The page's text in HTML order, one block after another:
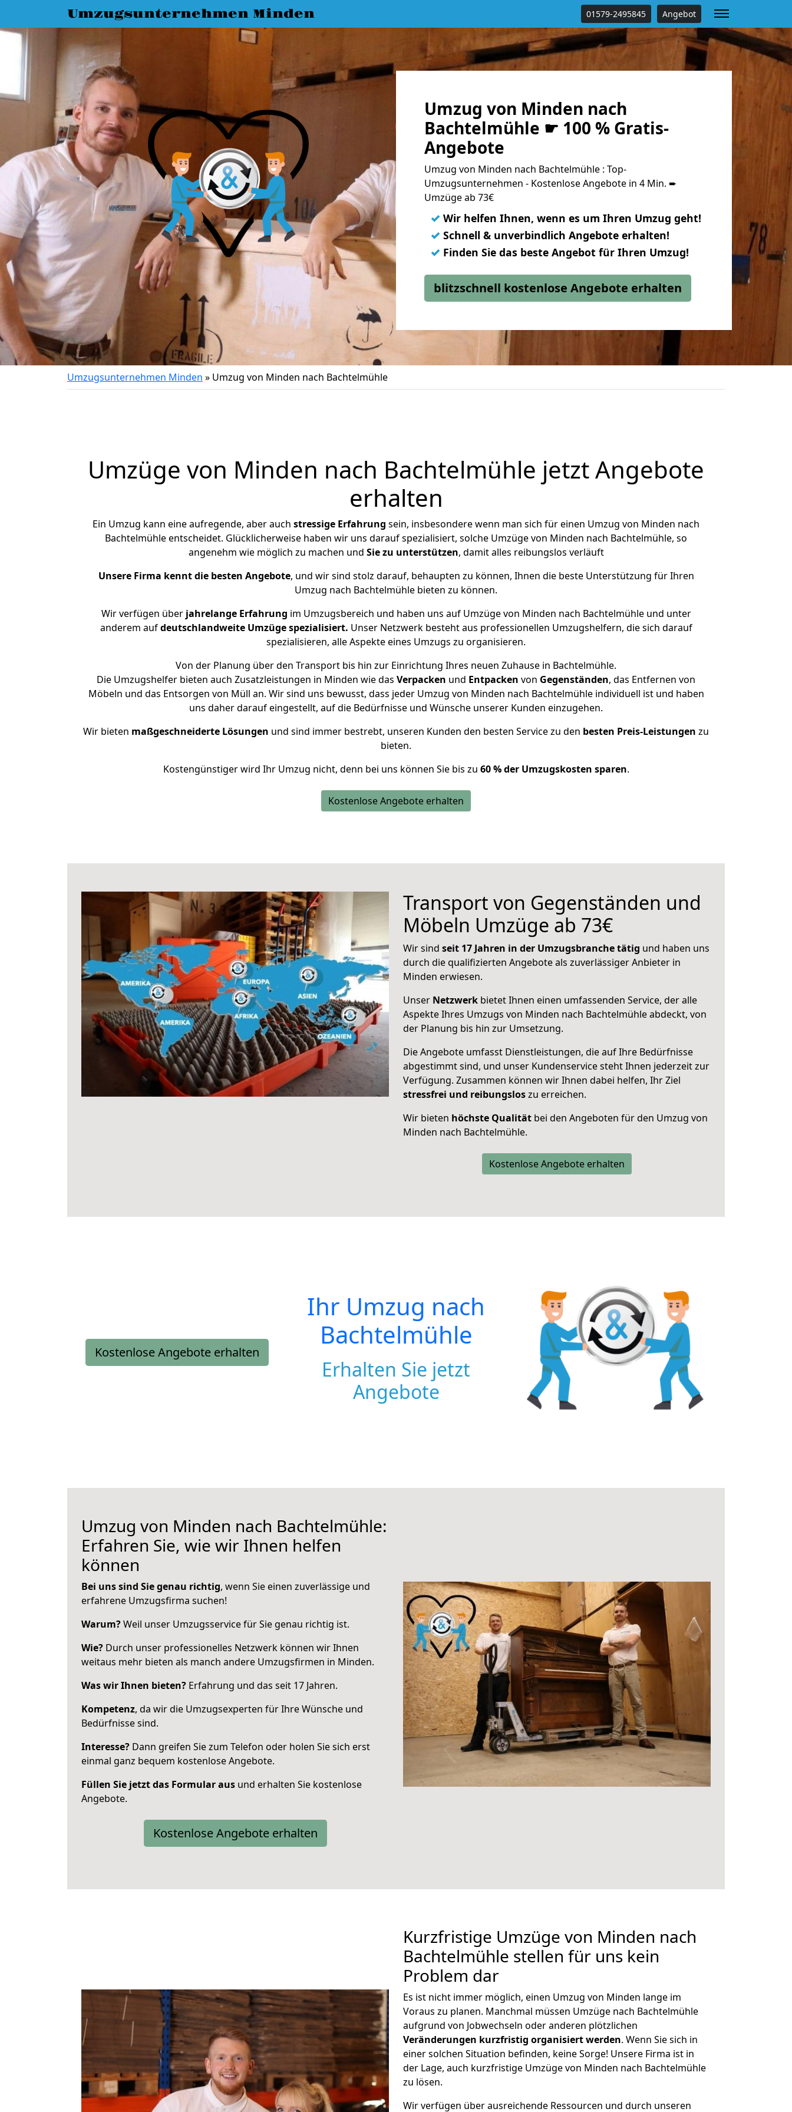
Umzugsunternehmen Minden 01579-2495845 Angebot
Umzug von Minden nach
Bachtelmühle ☛ 100 % Gratis-
Angebote
Umzug von Minden nach Bachtelmühle : Top-
Umzugsunternehmen - Kostenlose Angebote in 4 Min. ➨
Umzüge ab 73€
✓ Wir helfen Ihnen, wenn es um Ihren Umzug geht!
✓ Schnell & unverbindlich Angebote erhalten!
✓ Finden Sie das beste Angebot für Ihren Umzug!
blitzschnell kostenlose Angebote erhalten
Umzugsunternehmen Minden » Umzug von Minden nach Bachtelmühle
Umzüge von Minden nach Bachtelmühle jetzt Angebote
erhalten
Ein Umzug kann eine aufregende, aber auch stressige Erfahrung sein, insbesondere wenn man sich für einen Umzug von Minden nach
Bachtelmühle entscheidet. Glücklicherweise haben wir uns darauf spezialisiert, solche Umzüge von Minden nach Bachtelmühle, so
angenehm wie möglich zu machen und Sie zu unterstützen, damit alles reibungslos verläuft
Unsere Firma kennt die besten Angebote, und wir sind stolz darauf, behaupten zu können, Ihnen die beste Unterstützung für Ihren
Umzug nach Bachtelmühle bieten zu können.
Wir verfügen überjahrelange Erfahrung im Umzugsbereich und haben uns auf Umzüge von Minden nach Bachtelmühle und unter
anderem aufdeutschlandweite Umzüge spezialisiert. Unser Netzwerk besteht aus professionellen Umzugshelfern, die sich darauf
spezialisieren, alle Aspekte eines Umzugs zu organisieren.
Von der Planung über den Transport bis hin zur Einrichtung Ihres neuen Zuhause in Bachtelmühle.
Die Umzugshelfer bieten auch Zusatzleistungen in Minden wie das Verpacken und Entpacken von Gegenständen, das Entfernen von
Möbeln und das Entsorgen von Müll an. Wir sind uns bewusst, dass jeder Umzug von Minden nach Bachtelmühle individuell ist und haben
uns daher darauf eingestellt, auf die Bedürfnisse und Wünsche unserer Kunden einzugehen.
Wir bieten maßgeschneiderte Lösungen und sind immer bestrebt, unseren Kunden den besten Service zu den besten Preis-Leistungen zu
bieten.
Kostengünstiger wird Ihr Umzug nicht, denn bei uns können Sie bis zu 60 % der Umzugskosten sparen.
Kostenlose Angebote erhalten
Transport von Gegenständen und
Möbeln Umzüge ab 73€
Wir sind seit 17 Jahren in der Umzugsbranche tätig und haben uns
durch die qualifizierten Angebote als zuverlässiger Anbieter in
Minden erwiesen.
Unser Netzwerk bietet Ihnen einen umfassenden Service, der alle
Aspekte Ihres Umzugs von Minden nach Bachtelmühle abdeckt, von
der Planung bis hin zur Umsetzung.
Die Angebote umfasst Dienstleistungen, die auf Ihre Bedürfnisse
abgestimmt sind, und unser Kundenservice steht Ihnen jederzeit zur
Verfügung. Zusammen können wir Ihnen dabei helfen, Ihr Ziel
stressfrei und reibungsloszu erreichen.
Wir bieten höchste Qualität bei den Angeboten für den Umzug von
Minden nach Bachtelmühle.
Kostenlose Angebote erhalten
Kostenlose Angebote erhalten
Ihr Umzug nach
Bachtelmühle
Erhalten Sie jetzt
Angebote
Umzug von Minden nach Bachtelmühle:
Erfahren Sie, wie wir Ihnen helfen
können
Bei uns sind Sie genau richtig, wenn Sie einen zuverlässige und
erfahrene Umzugsfirma suchen!
Warum?Weil unser Umzugsservice für Sie genau richtig ist.
Wie? Durch unser professionelles Netzwerk können wir Ihnen
weitaus mehr bieten als manch andere Umzugsfirmen in Minden.
Was wir Ihnen bieten? Erfahrung und das seit 17 Jahren.
Kompetenz, da wir die Umzugsexperten für Ihre Wünsche und
Bedürfnisse sind.
Interesse? Dann greifen Sie zum Telefon oder holen Sie sich erst
einmal ganz bequem kostenlose Angebote.
Füllen Sie jetzt das Formular aus und erhalten Sie kostenlose
Angebote.
Kostenlose Angebote erhalten
Kurzfristige Umzüge von Minden nach
Bachtelmühle stellen für uns kein
Problem dar
Es ist nicht immer möglich, einen Umzug von Minden lange im
Voraus zu planen. Manchmal müssen Umzüge nach Bachtelmühle
aufgrund von Jobwechseln oder anderen plötzlichen
Veränderungen kurzfristig organisiert werden. Wenn Sie sich in
einer solchen Situation befinden, keine Sorge! Unsere Firma ist in
der Lage, auch kurzfristige Umzüge von Minden nach Bachtelmühle
zu lösen.
Wir verfügen über ausreichende Ressourcen und durch unseren